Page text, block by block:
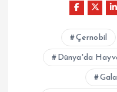
Çernobil
Dünya'da